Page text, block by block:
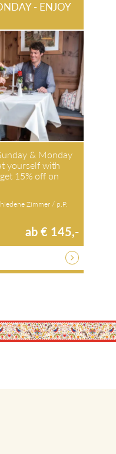
- ENJOY
& Monday
yourself with
15% off on
Zimmer / p.P.
ab € 145,-